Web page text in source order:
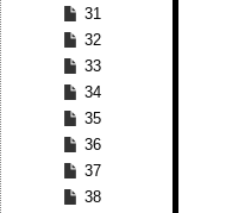
31
32
33
34
35
36
37
38